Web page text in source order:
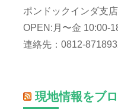
ポンドックインダ支店
OPEN:月〜金 10:00-
連絡先：0812-
現地情報をブ